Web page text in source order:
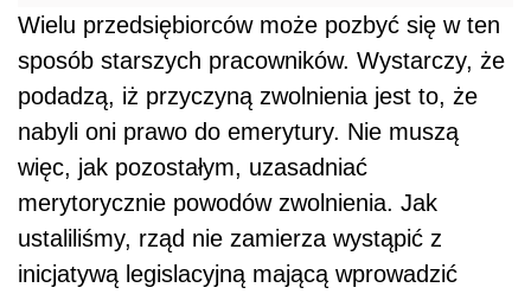
Wielu przedsiębiorców może pozbyć się w ten
sposób starszych pracowników. Wystarczy, że
podadzą, iż przyczyną zwolnienia jest to, że
nabyli oni prawo do emerytury. Nie muszą
więc, jak pozostałym, uzasadniać
merytorycznie powodów zwolnienia. Jak
ustaliliśmy, rząd nie zamierza wystąpić z
inicjatywą legislacyjną mającą wprowadzić